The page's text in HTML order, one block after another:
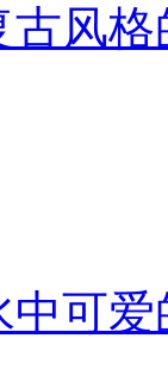
古风格
中可爱